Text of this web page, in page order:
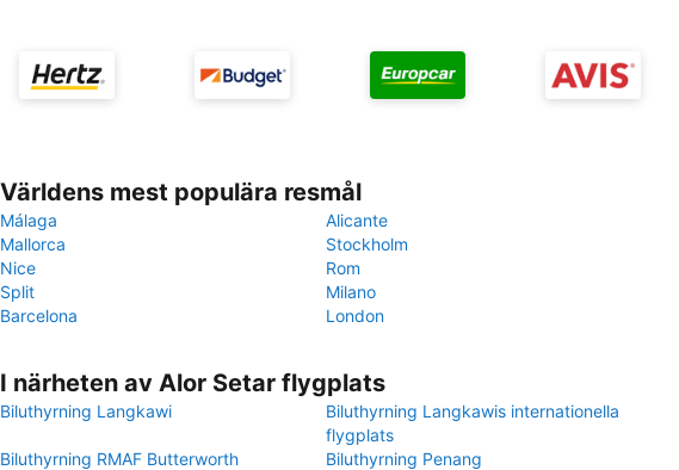
Världens mest populära resmål
Málaga
Alicante
Mallorca
Stockholm
Nice
Rom
Split
Milano
Barcelona
London
I närheten av Alor Setar flygplats
Biluthyrning Langkawi
Biluthyrning Langkawis internationella
flygplats
Biluthyrning RMAF Butterworth
Biluthyrning Penang